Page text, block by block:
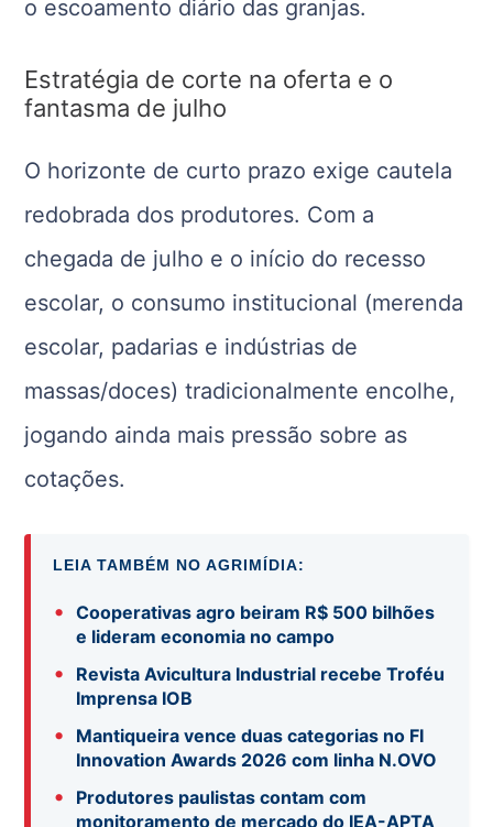
o escoamento diário das granjas.
Estratégia de corte na oferta e o
fantasma de julho
O horizonte de curto prazo exige cautela
redobrada dos produtores. Com a
chegada de julho e o início do recesso
escolar, o consumo institucional (merenda
escolar, padarias e indústrias de
massas/doces) tradicionalmente encolhe,
jogando ainda mais pressão sobre as
cotações.
LEIA TAMBÉM NO AGRIMÍDIA:
•
Cooperativas agro beiram R$ 500 bilhões
e lideram economia no campo
•
Revista Avicultura Industrial recebe Troféu
Imprensa IOB
•
Mantiqueira vence duas categorias no FI
Innovation Awards 2026 com linha N.OVO
•
Produtores paulistas contam com
monitoramento de mercado do IEA-APTA